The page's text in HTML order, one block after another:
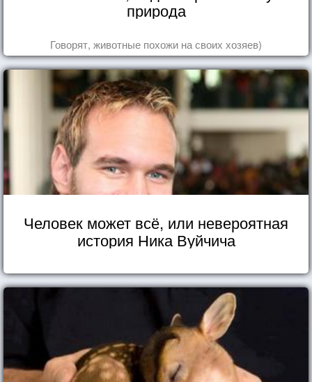
природа
Говорят, животные похожи на своих хозяев)
Человек может всё, или невероятная
история Ника Вуйчича